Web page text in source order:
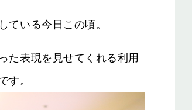
ている今日この頃。
た表現を見せてくれる利用
す。